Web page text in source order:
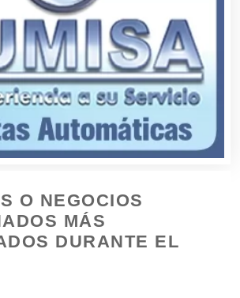
Ahorro
de Comercio
para Fletes
de Aluminio
O NEGOCIOS
MÁS
DURANTE EL